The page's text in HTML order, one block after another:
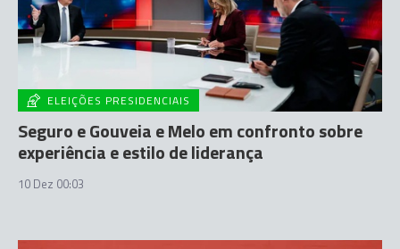
ELEIÇÕES PRESIDENCIAIS
Seguro e Gouveia e Melo em confronto sobre
experiência e estilo de liderança
10 Dez 00:03